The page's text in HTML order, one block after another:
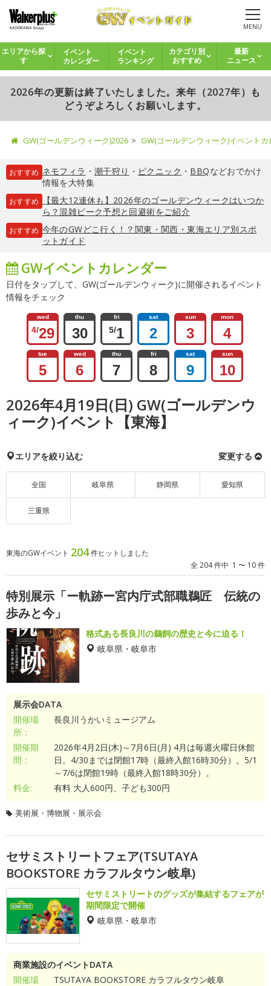
MENU
エリアから探
す
イベント
カレンダー
イベント
ランキング
カテゴリ別
おすすめ
最新
ニュース
2026年の更新は終了いたしました。来年（2027年）も
どうぞよろしくお願いします。
GW(ゴールデンウィーク)2026 GW(ゴールデンウィーク)イベント
おすすめ ネモフィラ ・ 潮干狩り ・ ピクニック ・ BBQなどおでかけ
情報を大特集
おすすめ
【最大12連休も】2026年のゴールデンウィークはいつか
ら？混雑ピーク予想と回避術をご紹介
おすすめ 今年のGWどこ行く！？関東・関西・東海エリア別スポ
ットガイド
GWイベントカレンダー
日付をタップして、GW(ゴールデンウィーク)に開催されるイベント
情報をチェック
wed
4/29
thu
30
fri
5/1
sat
2
sun
3
mon
4
tue
5
wed
6
thu
7
fri
8
sat
9
sun
10
2026年4月19日(日) GW(ゴールデンウ
ィーク)イベント【東海】
エリアを絞り込む 変更する
全国 岐阜県 静岡県 愛知県
三重県
東海のGWイベント 204件ヒットしました
全 204 件中 1 〜 10 件
特別展示「ー軌跡ー宮内庁式部職鵜匠 伝統の
歩みと今」
格式ある長良川の鵜飼の歴史と今に迫る！
岐阜県・岐阜市
展示会DATA
開催場
所：
長良川うかいミュージアム
開催期
間：
2026年4月2日(木)～7月6日(月) 4月は毎週火曜日休館
日。4/30までは閉館17時（最終入館16時30分）。5/1
～7/6は閉館19時（最終入館18時30分）。
料金:
有料 大人600円、子ども300円
美術展・博物展・展示会
セサミストリートフェア(TSUTAYA
BOOKSTORE カラフルタウン岐阜)
セサミストリートのグッズが集結するフェアが
期間限定で開催
岐阜県・岐阜市
商業施設のイベントDATA
開催場
TSUTAYA BOOKSTORE カラフルタウン岐阜